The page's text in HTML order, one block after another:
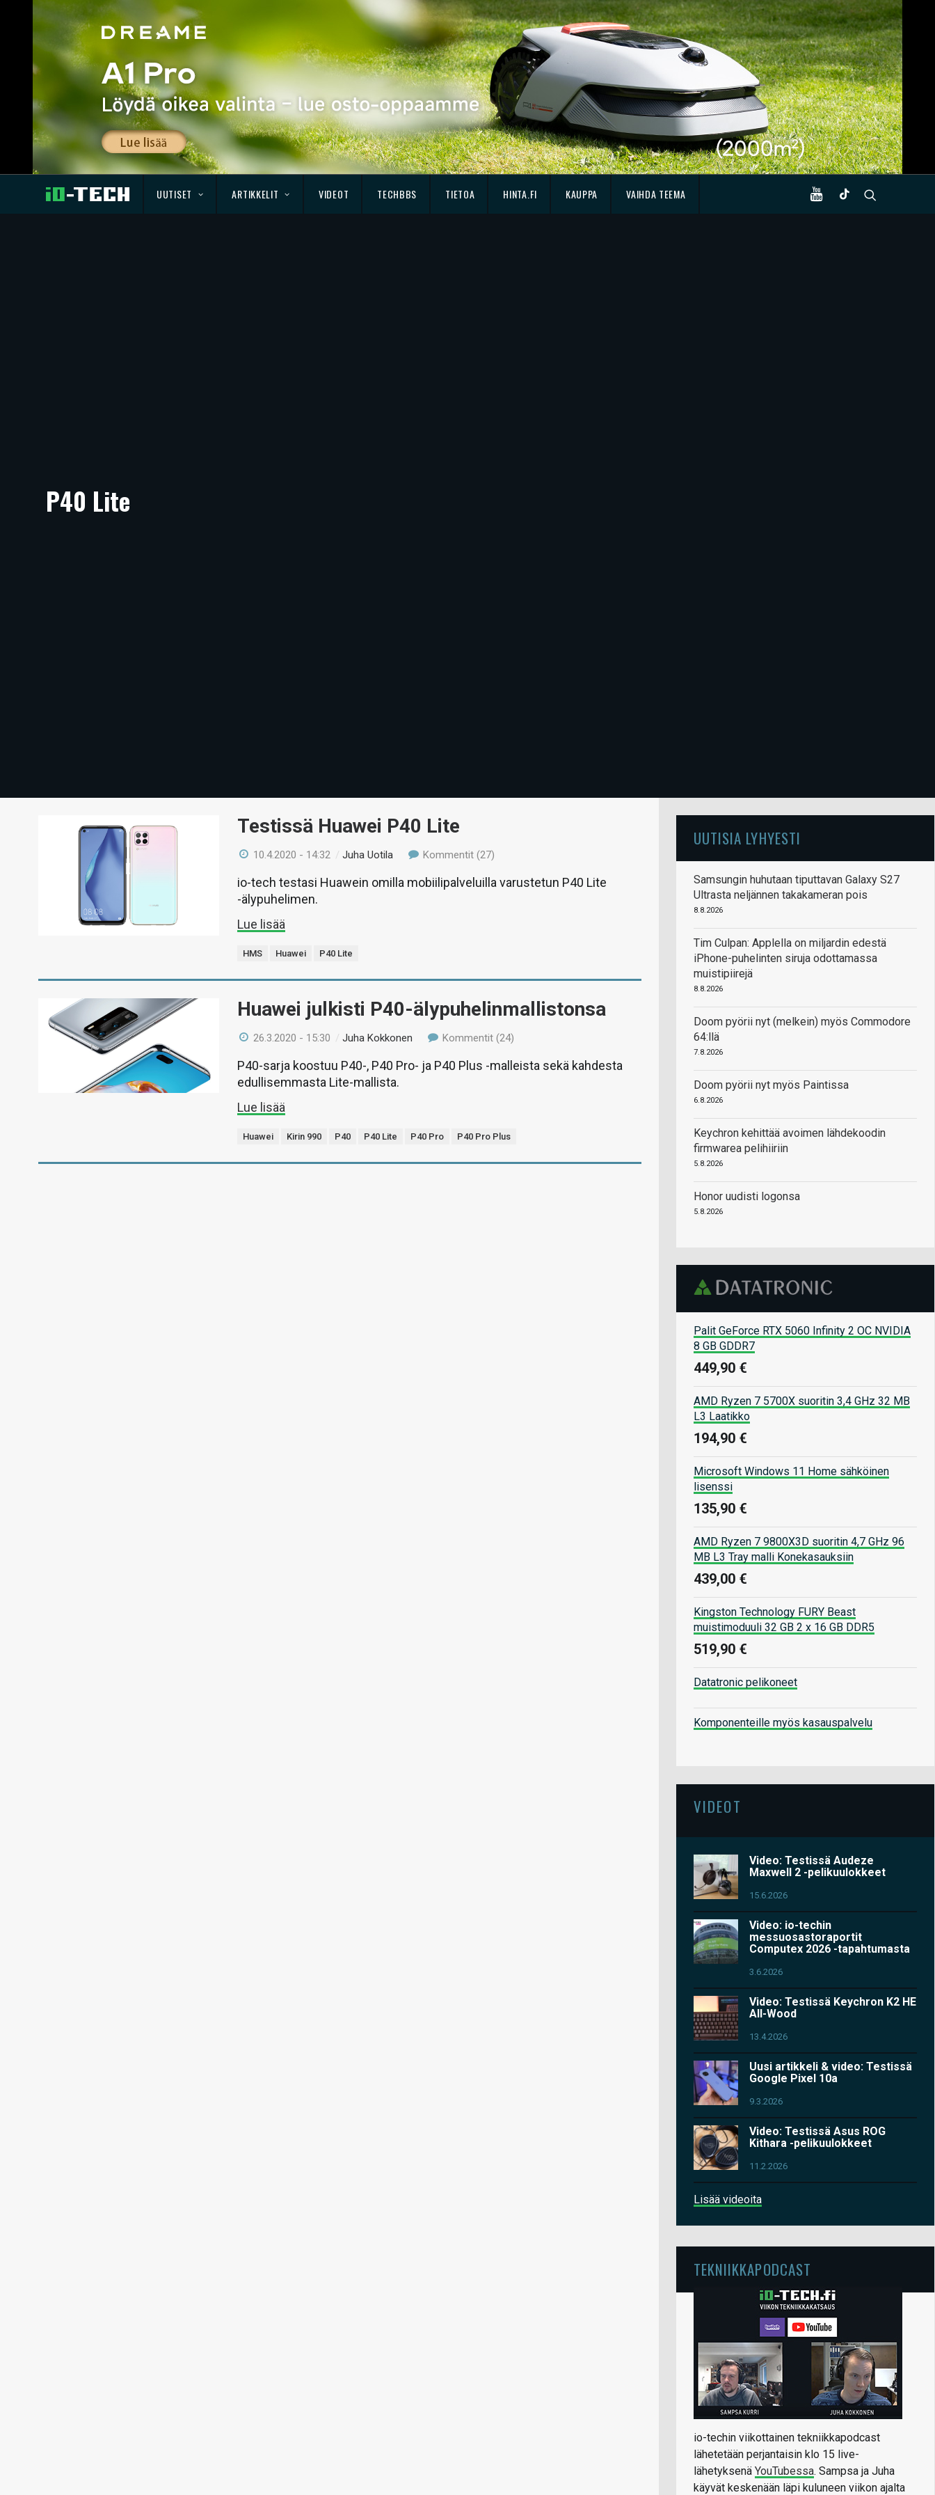
UUTISET ARTIKKELIT VIDEOT TECHBBS TIETOA HINTA.FI KAUPPA VAIHDA TEEMA
P40 Lite
Testissä Huawei P40 Lite
10.4.2020 - 14:32 /Juha Uotila Kommentit (27)
io-tech testasi Huawein omilla mobiilipalveluilla varustetun P40 Lite
-älypuhelimen.
Lue lisää
HMS Huawei P40 Lite
Huawei julkisti P40-älypuhelinmallistonsa
26.3.2020 - 15:30 /Juha Kokkonen Kommentit (24)
P40-sarja koostuu P40-, P40 Pro- ja P40 Plus -malleista sekä kahdesta
edullisemmasta Lite-mallista.
Lue lisää
Huawei Kirin 990 P40 P40 Lite P40 Pro P40 Pro Plus
UUTISIA LYHYESTI
Samsungin huhutaan tiputtavan Galaxy S27
Ultrasta neljännen takakameran pois
8.8.2026
Tim Culpan: Applella on miljardin edestä
iPhone-puhelinten siruja odottamassa
muistipiirejä
8.8.2026
Doom pyörii nyt (melkein) myös Commodore
64:llä
7.8.2026
Doom pyörii nyt myös Paintissa
6.8.2026
Keychron kehittää avoimen lähdekoodin
firmwarea pelihiiriin
5.8.2026
Honor uudisti logonsa
5.8.2026
Palit GeForce RTX 5060 Infinity 2 OC NVIDIA
8 GB GDDR7
449,90 €
AMD Ryzen 7 5700X suoritin 3,4 GHz 32 MB
L3 Laatikko
194,90 €
Microsoft Windows 11 Home sähköinen
lisenssi
135,90 €
AMD Ryzen 7 9800X3D suoritin 4,7 GHz 96
MB L3 Tray malli Konekasauksiin
439,00 €
Kingston Technology FURY Beast
muistimoduuli 32 GB 2 x 16 GB DDR5
519,90 €
Datatronic pelikoneet
Komponenteille myös kasauspalvelu
VIDEOT
Video: Testissä Audeze
Maxwell 2 -pelikuulokkeet
15.6.2026
Video: io-techin
messuosastoraportit
Computex 2026 -tapahtumasta
3.6.2026
Video: Testissä Keychron K2 HE
All-Wood
13.4.2026
Uusi artikkeli & video: Testissä
Google Pixel 10a
9.3.2026
Video: Testissä Asus ROG
Kithara -pelikuulokkeet
11.2.2026
Lisää videoita
TEKNIIKKAPODCAST
io-techin viikottainen tekniikkapodcast
lähetetään perjantaisin klo 15 live-
lähetyksenä YouTubessa. Sampsa ja Juha
käyvät keskenään läpi kuluneen viikon ajalta